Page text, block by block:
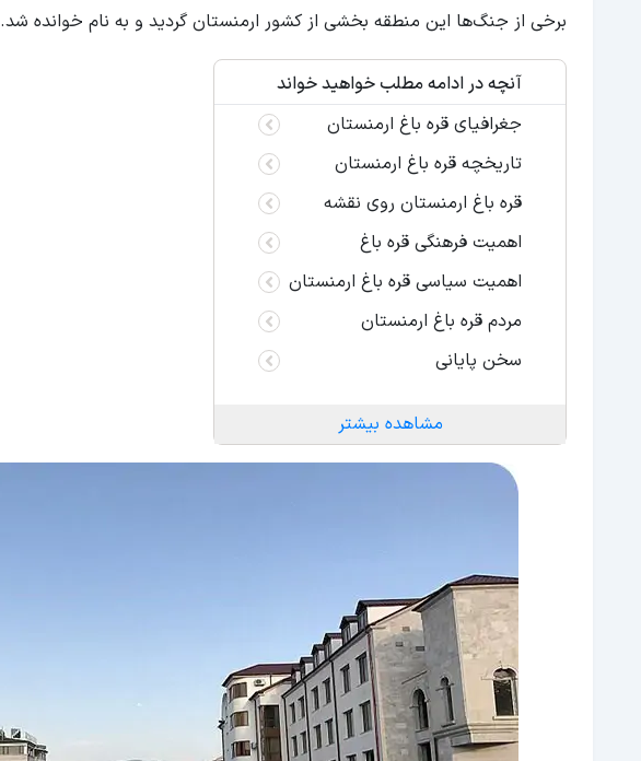
برخی از جنگ‌ها این منطقه بخشی از کشور ارمنستان گردید و به نام خوانده شد.
آنچه در ادامه مطلب خواهید خواند
جغرافیای قره باغ ارمنستان
تاریخچه قره باغ ارمنستان
قره باغ ارمنستان روی نقشه
اهمیت فرهنگی قره باغ
اهمیت سیاسی قره باغ ارمنستان
مردم قره باغ ارمنستان
سخن پایانی
مشاهده بیشتر